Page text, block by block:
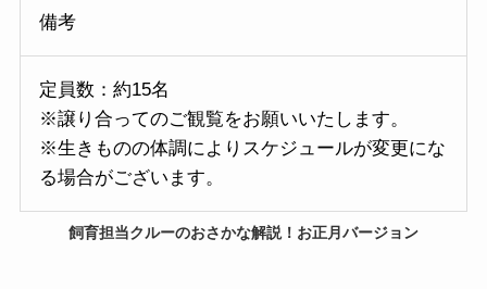
備考
定員数：約15名
※譲り合ってのご観覧をお願いいたします。
※生きものの体調によりスケジュールが変更にな
る場合がございます。
飼育担当クルーのおさかな解説！お正月バージョン